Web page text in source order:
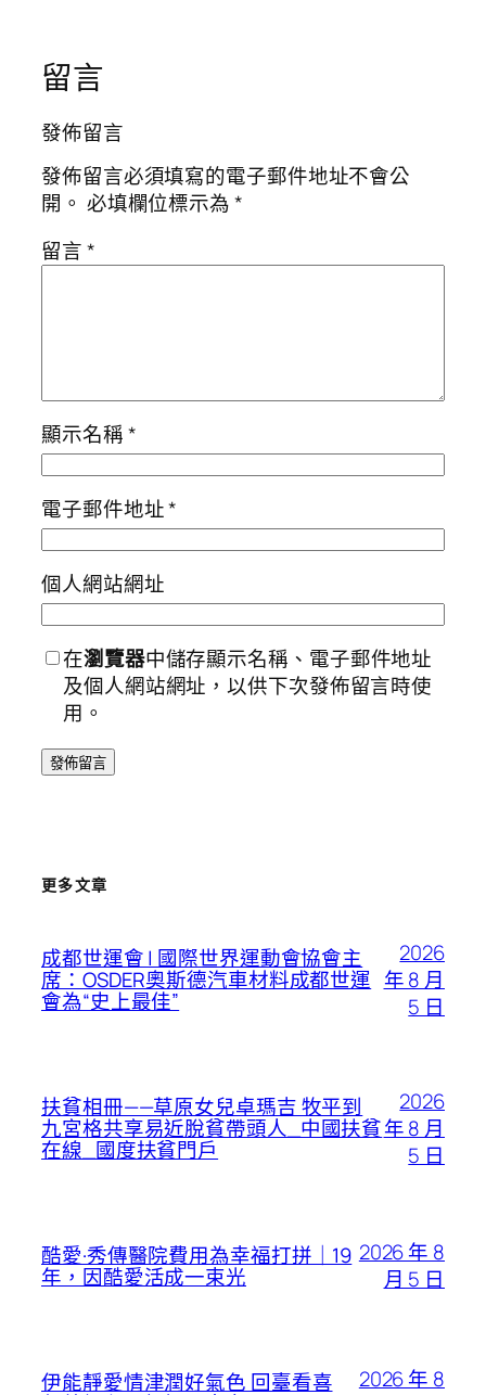
留言
發佈留言
發佈留言必須填寫的電子郵件地址不會公
開。 必填欄位標示為*
留言*
顯示名稱*
電子郵件地址*
個人網站網址
在瀏覽器中儲存顯示名稱、電子郵件地址
及個人網站網址，以供下次發佈留言時使
用。
更多文章
成都世運會 | 國際世界運動會協會主
席：OSDER奧斯德汽車材料成都世運
會為“史上最佳”
2026
年 8 月
5 日
扶貧相冊——草原女兒卓瑪吉 牧平到
九宮格共享易近脫貧帶頭人_中國扶貧
在線_國度扶貧門戶
2026
年 8 月
5 日
酷愛·秀傳醫院費用為幸福打拼｜19
年，因酷愛活成一束光
2026 年 8
月 5 日
伊能靜愛情津潤好氣色 回臺看喜
2026 年 8